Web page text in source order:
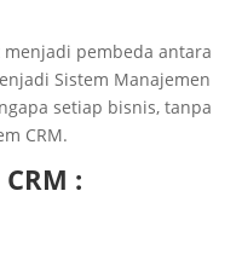
pembeda antara
Sistem Manajemen
setiap bisnis, tanpa
CRM.
: